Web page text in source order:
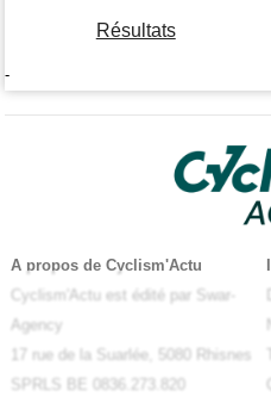
Résultats
-
A propos de Cyclism'Actu
Cyclism'Actu est édité par Swar-
Agency
17 rue de la Suarlée, 5080 Rhisnes
SPRLS BE 0836.273.820